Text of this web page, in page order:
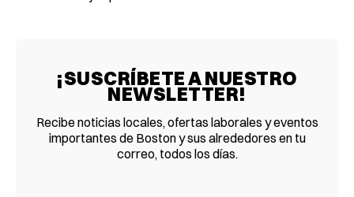
¡SUSCRÍBETE A NUESTRO
NEWSLETTER!
Recibe noticias locales, ofertas laborales y eventos
importantes de Boston y sus alrededores en tu
correo, todos los días.